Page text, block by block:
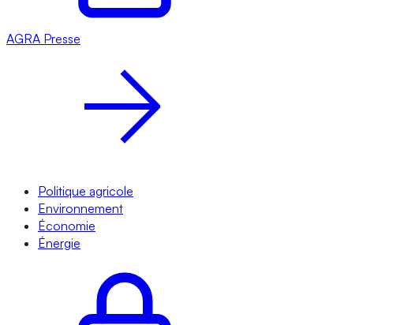
AGRA Presse
Politique agricole
Environnement
Économie
Énergie